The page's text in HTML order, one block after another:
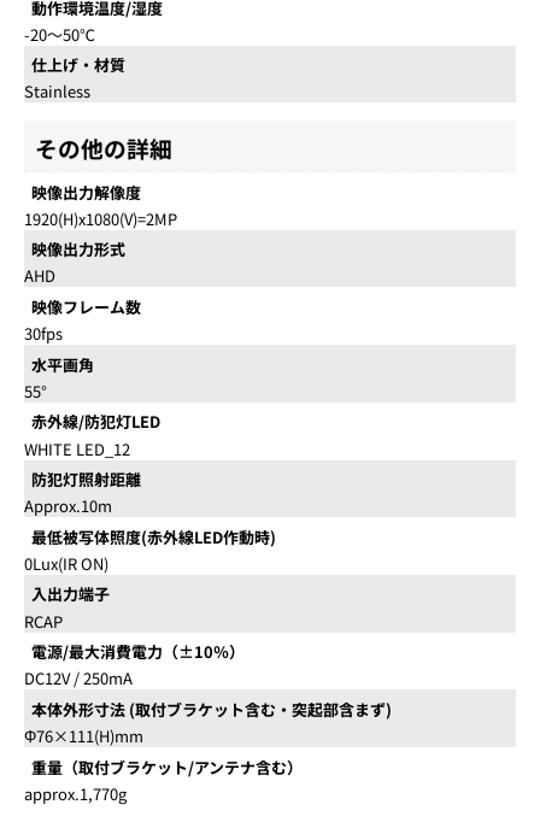
動作環境温度/湿度
-20～50℃
仕上げ・材質
Stainless
その他の詳細
映像出力解像度
1920(H)x1080(V)=2MP
映像出力形式
AHD
映像フレーム数
30fps
水平画角
55°
赤外線/防犯灯LED
WHITE LED_12
防犯灯照射距離
Approx.10m
最低被写体照度(赤外線LED作動時)
0Lux(IR ON)
入出力端子
RCAP
電源/最大消費電力（±10％）
DC12V / 250mA
本体外形寸法 (取付ブラケット含む・突起部含まず)
Φ76×111(H)mm
重量（取付ブラケット/アンテナ含む）
approx.1,770g